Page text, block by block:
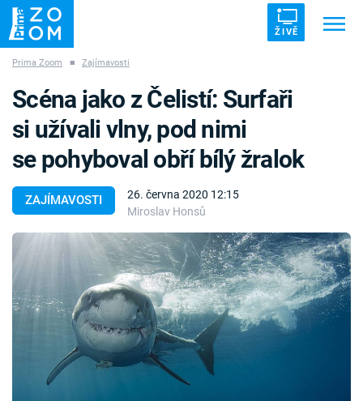
ŽIVĚ
ZÁHADY VETŘELCI DÁVNOVĚKU
Témata
Témata
Pořady
TV Program
Časopis
Prima Zoom ■ Zajímavosti
ZAJÍMAVOSTI
26. června 2020 12:15
Miroslav Honsů
Scéna jako z Čelistí: Surfaři
si užívali vlny, pod nimi
se pohyboval obří bílý žralok